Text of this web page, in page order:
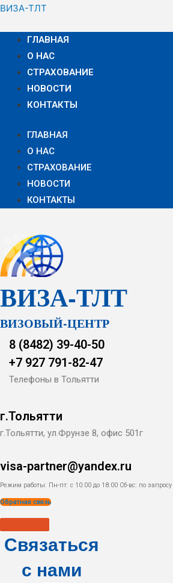
ВИЗА-ТЛТ
ГЛАВНАЯ
О НАС
СТРАХОВАНИЕ
НОВОСТИ
КОНТАКТЫ
ГЛАВНАЯ
О НАС
СТРАХОВАНИЕ
НОВОСТИ
КОНТАКТЫ
ВИЗА-ТЛТ
ВИЗОВЫЙ-ЦЕНТР
8 (8482) 39-40-50
+7 927 791-82-47
Телефоны в Тольятти
г.Тольятти
г.Тольятти, ул.Фрунзе 8, офис 501г
visa-partner@yandex.ru
Режим работы: Пн-пт: с 10:00 до 18:00 Сб-вс: по запросу
Обратная связь
Связаться
с нами